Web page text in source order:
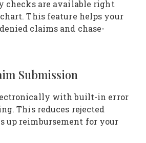
are available right
This feature helps your
claims and chase-
Submission
with built-in error
This reduces rejected
up reimbursement for your